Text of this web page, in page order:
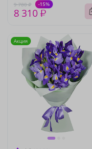
9 780 ₽ -15%
8 310 ₽
Акция